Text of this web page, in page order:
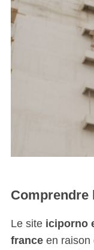
Comprendre
Le site iciporno
franceen raison